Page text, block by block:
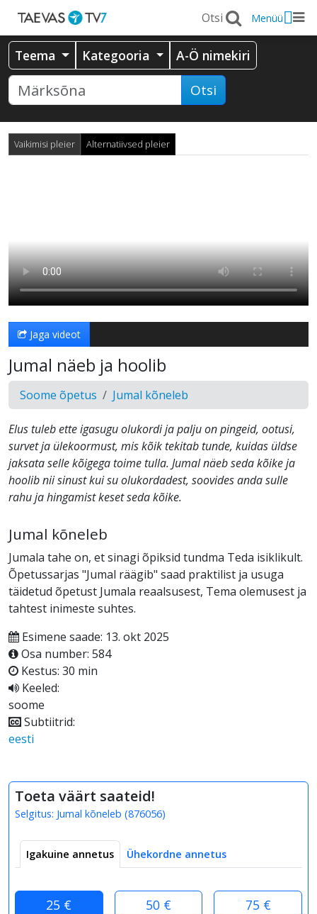
Menüü
Teema Kategooria A-Ö nimekiri
Otsi
Vaikimisi pleier Alternatiivsed pleier
Jaga videot
Jumal näeb ja hoolib
Soome õpetus Jumal kõneleb
Elus tuleb ette igasugu olukordi ja palju on pingeid, ootusi,
survet ja ülekoormust, mis kõik tekitab tunde, kuidas üldse
jaksata selle kõigega toime tulla. Jumal näeb seda kõike ja
hoolib nii sinust kui su olukordadest, soovides anda sulle
rahu ja hingamist keset seda kõike.
Jumal kõneleb
Jumala tahe on, et sinagi õpiksid tundma Teda isiklikult.
Õpetussarjas "Jumal räägib" saad praktilist ja usuga
täidetud õpetust Jumala reaalsusest, Tema olemusest ja
tahtest inimeste suhtes.
Esimene saade: 13. okt 2025
Osa number: 584
Kestus: 30 min
Keeled:
soome
Subtiitrid:
eesti
Toeta väärt saateid!
Selgitus: Jumal kõneleb (876056)
Igakuine annetus Ühekordne annetus
25 € 50 € 75 €